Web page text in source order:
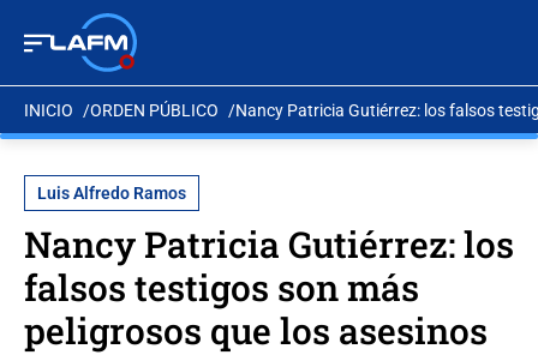
INICIO ORDEN PÚBLICO Nancy Patricia Gutiérrez: los falsos
Luis Alfredo Ramos
Nancy Patricia Gutiérrez: los
falsos testigos son más
peligrosos que los asesinos